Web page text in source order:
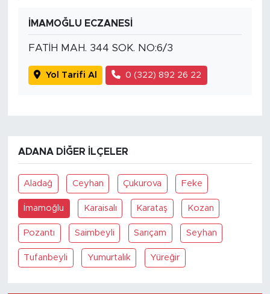
İMAMOĞLU ECZANESİ
FATİH MAH. 344 SOK. NO:6/3
Yol Tarifi Al 0 (322) 892 26 22
ADANA DIĞER İLÇELER
Aladağ Ceyhan Çukurova Feke
İmamoğlu Karaisalı Karataş Kozan
Pozantı Saimbeyli Sarıçam Seyhan
Tufanbeyli Yumurtalık Yüreğir